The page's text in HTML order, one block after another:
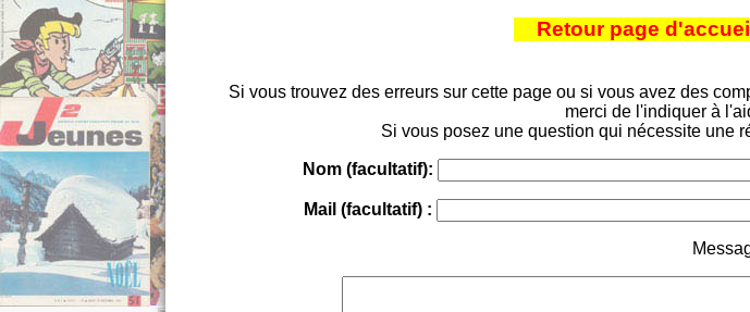
Retour page
Si vous trouvez des erreurs sur cette page ou si vous avez des
merci de l'indiquer à
Si vous posez une question qui nécessite une
Nom (facultatif):
Mail (facultatif) :